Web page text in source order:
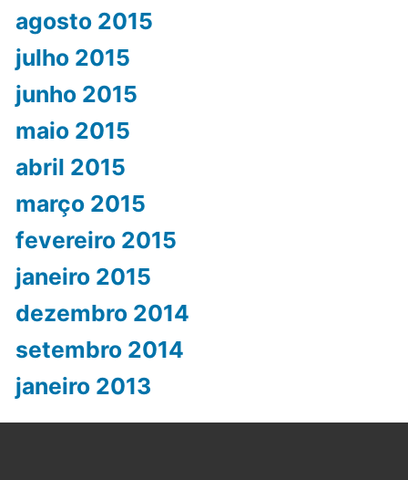
agosto 2015
julho 2015
junho 2015
maio 2015
abril 2015
março 2015
fevereiro 2015
janeiro 2015
dezembro 2014
setembro 2014
janeiro 2013